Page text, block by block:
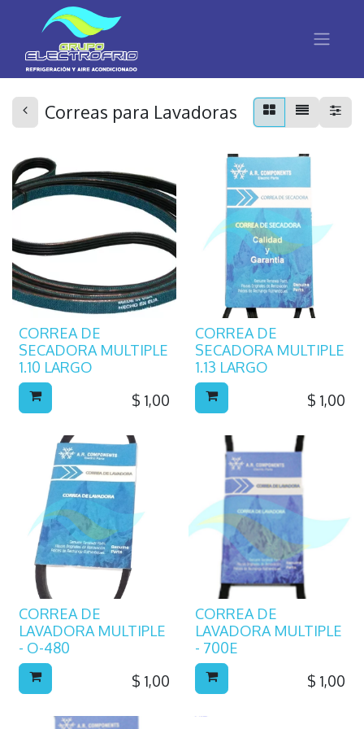
Correas para Lavadoras
CORREA DE
SECADORA MULTIPLE
1.10 LARGO
$ 1,00
CORREA DE
SECADORA MULTIPLE
1.13 LARGO
$ 1,00
CORREA DE
LAVADORA MULTIPLE
- O-480
$ 1,00
CORREA DE
LAVADORA MULTIPLE
- 700E
$ 1,00